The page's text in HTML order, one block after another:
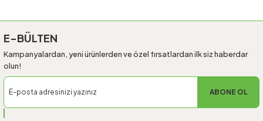
E-BÜLTEN
Kampanyalardan, yeni ürünlerden ve özel fırsatlardan ilk siz haberdar
olun!
ABONE OL